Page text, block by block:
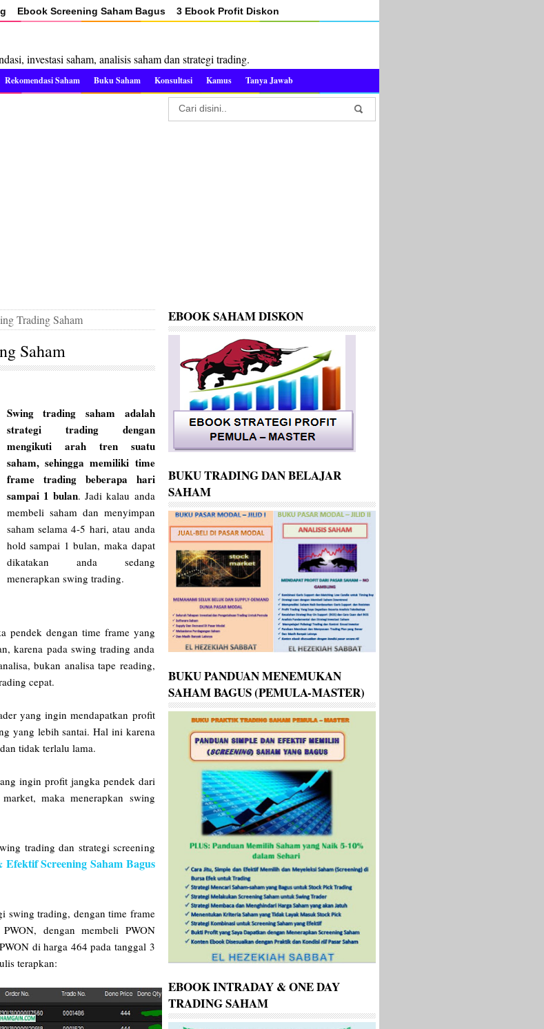
Ebook Screening Saham Bagus 3 Ebook Profit Diskon
investasi saham, analisis saham dan strategi trading.
Rekomendasi Saham Buku Saham Konsultasi Kamus Tanya Jawab
Trading Saham
Saham
Swing trading saham adalah
strategi trading dengan
mengikuti arah tren suatu
saham, sehingga memiliki time
frame trading beberapa hari
sampai 1 bulan. Jadi kalau anda
membeli saham dan menyimpan
saham selama 4-5 hari, atau anda
hold sampai 1 bulan, maka dapat
dikatakan anda sedang
menerapkan swing trading.
pendek dengan time frame yang
karena pada swing trading anda
bukan analisa tape reading,
cepat.
yang ingin mendapatkan profit
yang lebih santai. Hal ini karena
tidak terlalu lama.
ingin profit jangka pendek dari
maka menerapkan swing
trading dan strategi screening
Screening Saham Bagus
swing trading, dengan time frame
dengan membeli PWON
di harga 464 pada tanggal 3
terapkan:
EBOOK SAHAM DISKON
BUKU TRADING DAN BELAJAR
SAHAM
BUKU PANDUAN MENEMUKAN
SAHAM BAGUS (PEMULA-MASTER)
EBOOK INTRADAY & ONE DAY
TRADING SAHAM